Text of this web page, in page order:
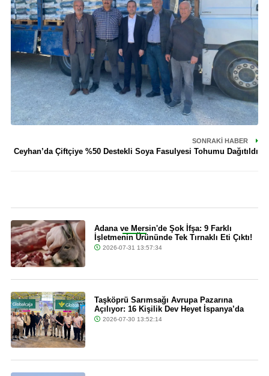
SONRAKI HABER
Ceyhan’da Çiftçiye %50 Destekli Soya Fasulyesi Tohumu Dağıtıldı
Adana ve Mersin'de Şok İfşa: 9 Farklı
İşletmenin Ürününde Tek Tırnaklı Eti Çıktı!
2026-07-31 13:57:34
Taşköprü Sarımsağı Avrupa Pazarına
Açılıyor: 16 Kişilik Dev Heyet İspanya’da
2026-07-30 13:52:14